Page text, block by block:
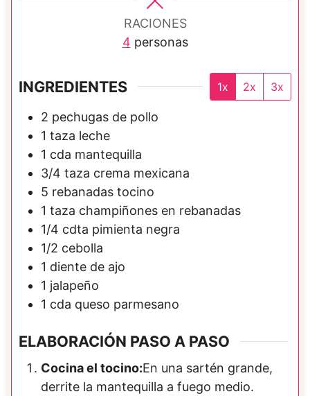
RACIONES
4 personas
INGREDIENTES 1x 2x 3x
2 pechugas de pollo
1 taza leche
1 cda mantequilla
3/4 taza crema mexicana
5 rebanadas tocino
1 taza champiñones en rebanadas
1/4 cdta pimienta negra
1/2 cebolla
1 diente de ajo
1 jalapeño
1 cda queso parmesano
ELABORACIÓN PASO A PASO
Cocina el tocino:En una sartén grande,
derrite la mantequilla a fuego medio.